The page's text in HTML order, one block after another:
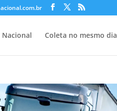
Coleta no mesmo dia